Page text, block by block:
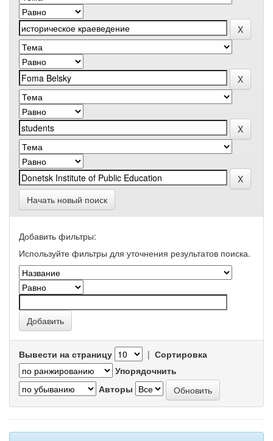
Начать новый поиск
Добавить фильтры:
Используйте фильтры для уточнения результатов поиска.
Вывести на страницу | Сортировка
Упорядочнить
Авторы